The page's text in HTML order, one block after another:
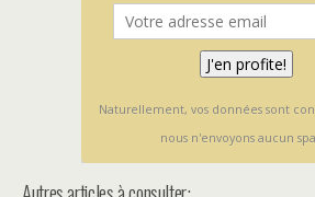
Naturellement, vos données sont
nous n'envoyons aucun